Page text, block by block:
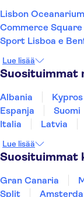
Lisbon Oceanarium
Commerce Square
Sport Lisboa e
Rua Augusta Arch
Lissabonin
Peneda-Gerêsin
Moorish Castle
Lue lisää
Suosituimmat
Albania Kypros
Espanja
Suomi
Italia
Latvia
Thaimaa
Turkki
Lue lisää
Suosituimmat
Gran Canaria
Split